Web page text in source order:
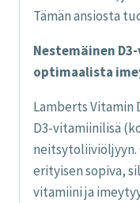
Tämän ansiosta
Nestemäinen
optimaalista
Lamberts Vitamin
D3-vitamiinilisä
neitsytoliiviöljyyn.
erityisen sopiva,
vitamiini ja